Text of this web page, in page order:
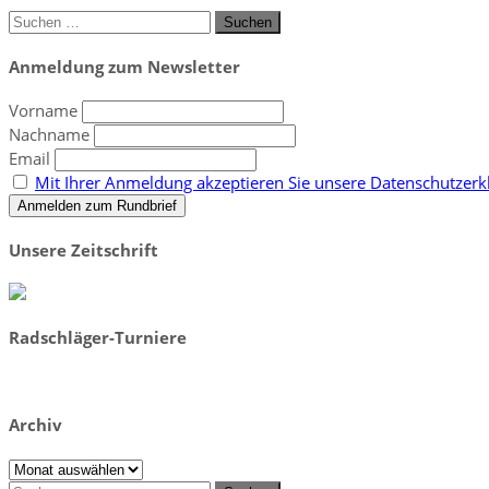
Suchen
Anmeldung zum Newsletter
Vorname
Nachname
Email
Mit Ihrer Anmeldung akzeptieren Sie unsere
Unsere Zeitschrift
Radschläger-Turniere
Archiv
Archiv